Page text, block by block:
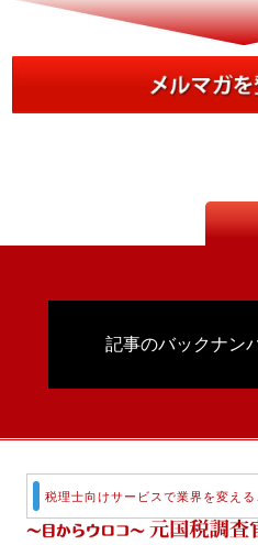
記事のバックナン
税理士向けサービスで業界を変え